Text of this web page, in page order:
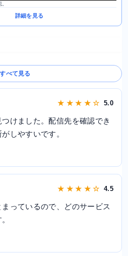
詳細を見る
すべて見る
★ ★ ★ ★ ☆ 5.0
けました。配信先を確認でき
しやすいです。
★ ★ ★ ★ ☆ 4.5
っているので、どのサービス